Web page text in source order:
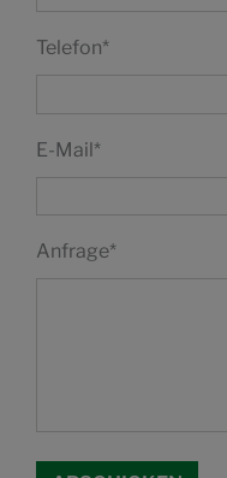
Telefon*
E-Mail*
Anfrage*